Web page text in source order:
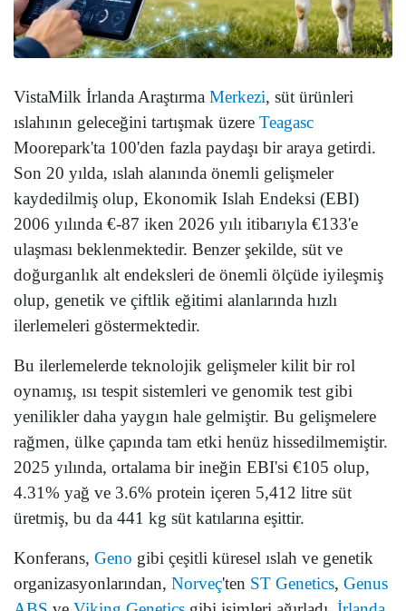
VistaMilk İrlanda Araştırma Merkezi, süt ürünleri
ıslahının geleceğini tartışmak üzere Teagasc
Moorepark'ta 100'den fazla paydaşı bir araya getirdi.
Son 20 yılda, ıslah alanında önemli gelişmeler
kaydedilmiş olup, Ekonomik Islah Endeksi (EBI)
2006 yılında €-87 iken 2026 yılı itibarıyla €133'e
ulaşması beklenmektedir. Benzer şekilde, süt ve
doğurganlık alt endeksleri de önemli ölçüde iyileşmiş
olup, genetik ve çiftlik eğitimi alanlarında hızlı
ilerlemeleri göstermektedir.
Bu ilerlemelerde teknolojik gelişmeler kilit bir rol
oynamış, ısı tespit sistemleri ve genomik test gibi
yenilikler daha yaygın hale gelmiştir. Bu gelişmelere
rağmen, ülke çapında tam etki henüz hissedilmemiştir.
2025 yılında, ortalama bir ineğin EBI'si €105 olup,
4.31% yağ ve 3.6% protein içeren 5,412 litre süt
üretmiş, bu da 441 kg süt katılarına eşittir.
Konferans, Geno gibi çeşitli küresel ıslah ve genetik
organizasyonlarından, Norveç'ten ST Genetics, Genus